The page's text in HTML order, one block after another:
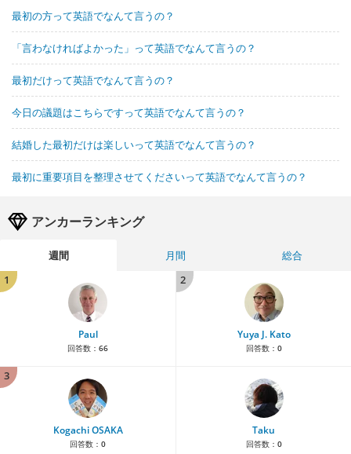
最初の方って英語でなんて言うの？
「言わなければよかった」って英語でなんて言うの？
最初だけって英語でなんて言うの？
今日の議題はこちらですって英語でなんて言うの？
結婚した最初だけは楽しいって英語でなんて言うの？
最初に重要項目を整理させてくださいって英語でなんて言うの？
アンカーランキング
週間 月間
総合
1
Paul
回答数： 66
2
Yuya J. Kato
回答数： 0
3
Kogachi OSAKA
回答数： 0
Taku
回答数： 0